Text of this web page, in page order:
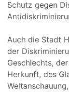
Schutz gegen
Auch die Stadt
der
Geschlechts,
Herkunft, des